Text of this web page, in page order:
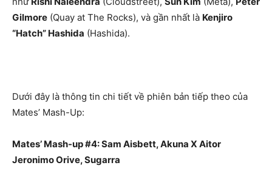
Gilmore (Quay at The Rocks), và gần nhất là Kenjiro
“Hatch” Hashida (Hashida).
Dưới đây là thông tin chi tiết về phiên bản tiếp theo của
Mates’ Mash-Up:
Mates’ Mash-up #4: Sam Aisbett, Akuna X Aitor
Jeronimo Orive, Sugarra